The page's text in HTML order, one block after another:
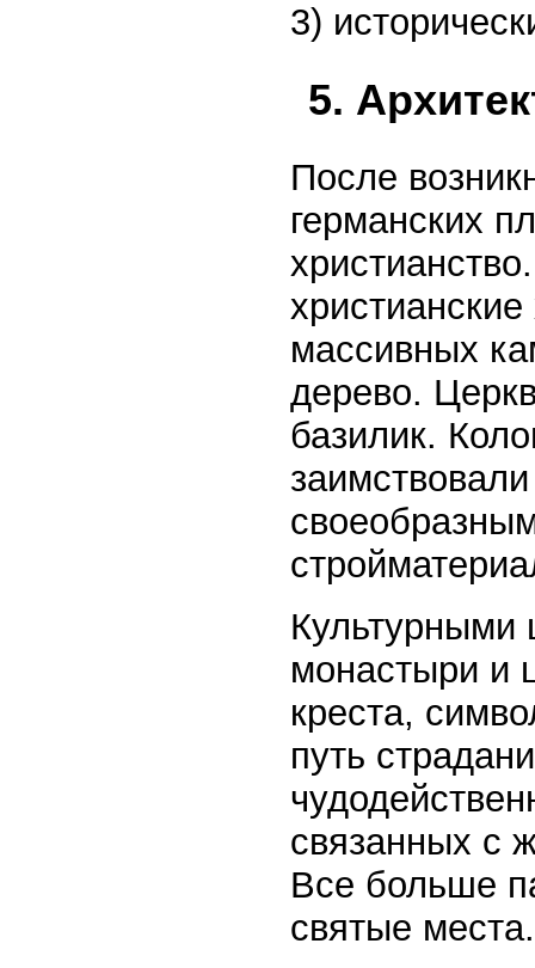
3)
5.
После
германских
массивных
дерево.
базилик.
Культурными
монастыри и
креста,
путь
связанных с
Все больше
святые места.